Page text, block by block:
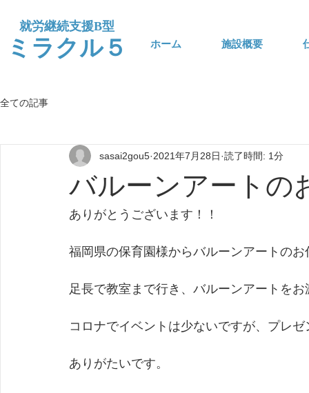
​就労継続支援B型
​ミラクル５ ホーム 施設概要
全ての記事
バルーンアートの
sasai2gou5 2021年7月28日 読了時間: 1分
ありがとうございます！！
福岡県の保育園様からバルーンアートの
足長で教室まで行き、バルーンアートを
コロナでイベントは少ないですが、プレ
ありがたいです。